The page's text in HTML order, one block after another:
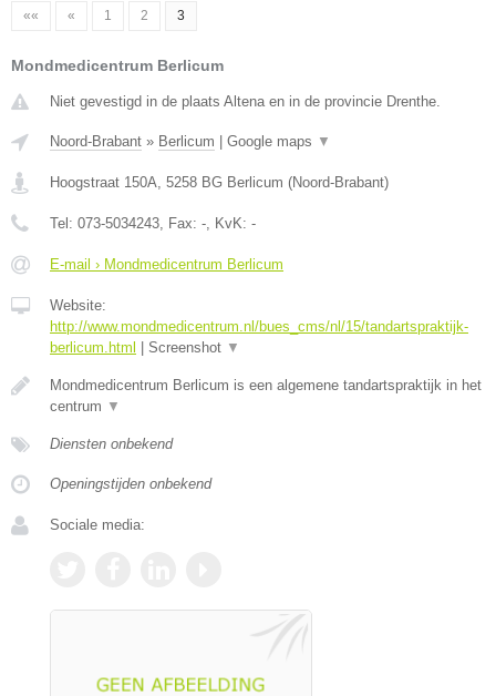
«« « 1 2 3
Mondmedicentrum Berlicum
Niet gevestigd in de plaats Altena en in de provincie Drenthe.
Noord-Brabant » Berlicum Google maps ▼
Hoogstraat 150A, 5258 BG Berlicum (Noord-Brabant)
Tel: 073-5034243, Fax: -, KvK: -
E-mail › Mondmedicentrum Berlicum
Website:
http://www.mondmedicentrum.nl/bues_cms/nl/15/tandartspraktijk-
berlicum.html
Screenshot ▼
Mondmedicentrum Berlicum is een algemene tandartspraktijk in het
centrum ▼
Diensten onbekend
Openingstijden onbekend
Sociale media: